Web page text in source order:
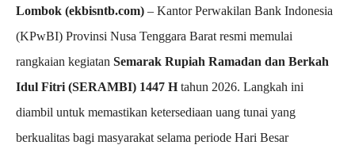
Lombok (ekbisntb.com) – Kantor Perwakilan Bank Indonesia
(KPwBI) Provinsi Nusa Tenggara Barat resmi memulai
rangkaian kegiatan Semarak Rupiah Ramadan dan Berkah
Idul Fitri (SERAMBI) 1447 Htahun 2026. Langkah ini
diambil untuk memastikan ketersediaan uang tunai yang
berkualitas bagi masyarakat selama periode Hari Besar